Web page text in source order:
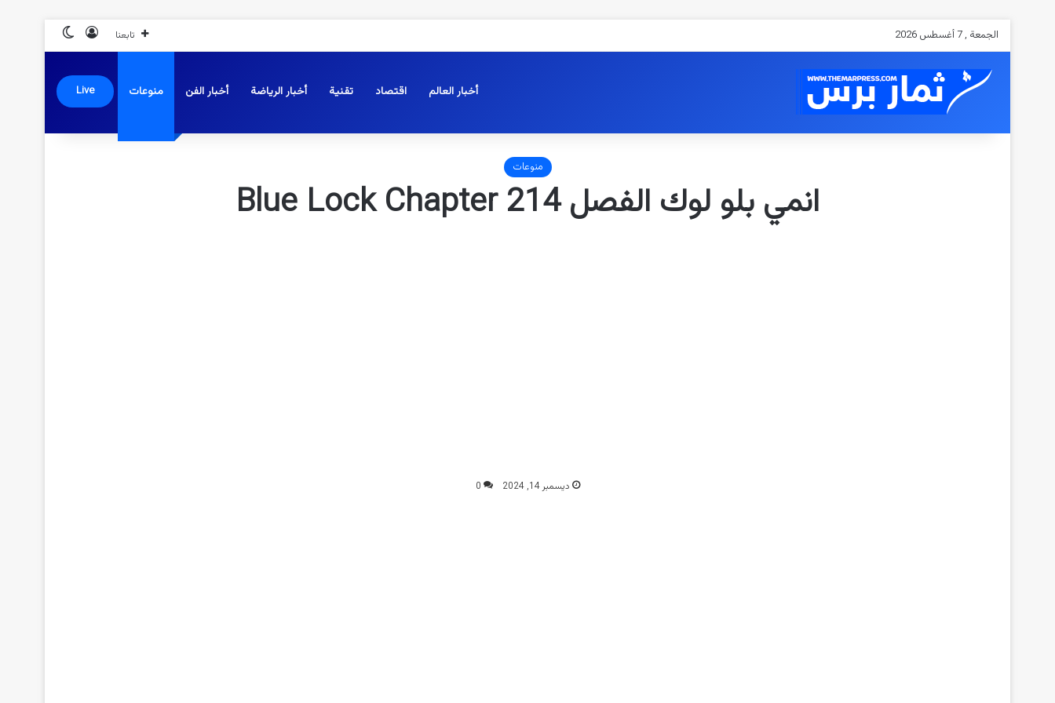
الجمعة , 7 أغسطس 2026 تابعنا تسجيل الدخول
أخبار العالم اقتصاد تقنية أخبار الرياضة أخبار الفن منوعات Live
منوعات
انمي بلو لوك الفصل Blue Lock Chapter 214
ديسمبر 14, 2024 0